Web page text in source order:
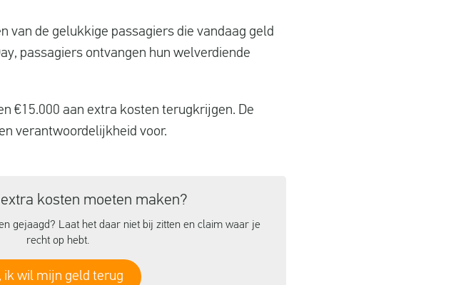
van de gelukkige passagiers die vandaag geld
passagiers ontvangen hun welverdiende
€15.000 aan extra kosten terugkrijgen. De
verantwoordelijkheid voor.
kosten moeten maken?
gejaagd? Laat het daar niet bij zitten en claim waar je
recht op hebt.
ik wil mijn geld terug